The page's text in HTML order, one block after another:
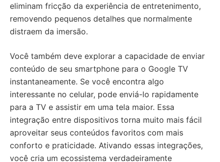
eliminam fricção da experiência de entretenimento,
removendo pequenos detalhes que normalmente
distraem da imersão.
Você também deve explorar a capacidade de enviar
conteúdo de seu smartphone para o Google TV
instantaneamente. Se você encontra algo
interessante no celular, pode enviá-lo rapidamente
para a TV e assistir em uma tela maior. Essa
integração entre dispositivos torna muito mais fácil
aproveitar seus conteúdos favoritos com mais
conforto e praticidade. Ativando essas integrações,
você cria um ecossistema verdadeiramente